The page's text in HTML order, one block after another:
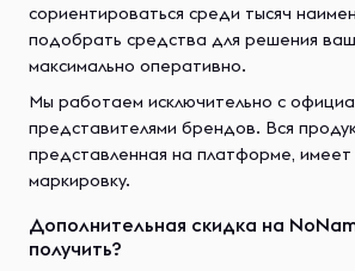
сориентироваться среди тысяч
подобрать средства для решения
максимально оперативно.
Мы работаем исключительно с
представителями брендов. Вся
представленная на платформе, имеет
маркировку.
Дополнительная скидка на
получить?